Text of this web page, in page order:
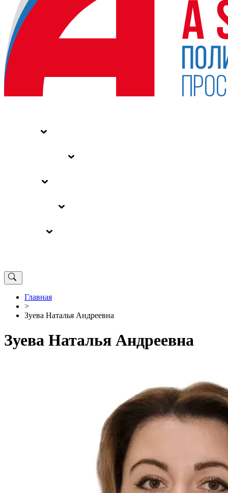
Главная
>
Зуева Наталья Андреевна
Зуева Наталья Андреевна